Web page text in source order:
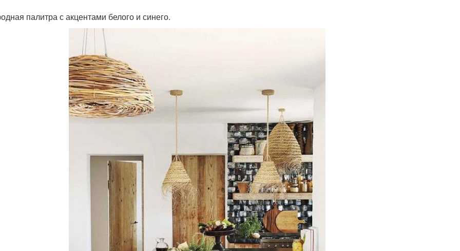
палитра с акцентами белого и синего.